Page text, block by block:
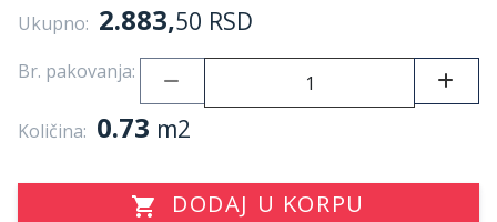
Ukupno: 2.883,50 RSD
Br. pakovanja:
Količina: 0.73 m2
DODAJ U KORPU